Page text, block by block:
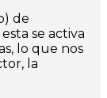
de
se activa
lo que nos
la